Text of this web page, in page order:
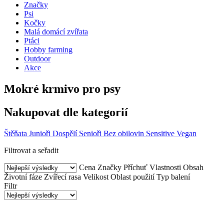
Značky
Psi
Kočky
Malá domácí zvířata
Ptáci
Hobby farming
Outdoor
Akce
Mokré krmivo pro psy
Nakupovat dle kategorií
Štěňata Junioři Dospělí Senioři Bez obilovin Sensitive Vegan
Filtrovat a seřadit
Cena Značky Příchuť Vlastnosti Obsah
Životní fáze Zvířecí rasa Velikost Oblast použití Typ balení
Filtr